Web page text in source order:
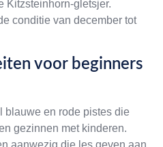
Kitzsteinhorn-gletsjer.
conditie van december tot
voor beginners
blauwe en rode pistes die
gezinnen met kinderen.